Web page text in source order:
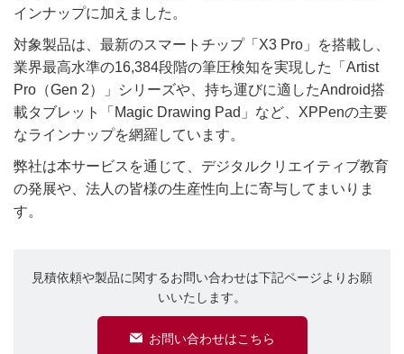
インナップに加えました。
対象製品は、最新のスマートチップ「X3 Pro」を搭載し、
業界最高水準の16,384段階の筆圧検知を実現した「Artist
Pro（Gen 2）」シリーズや、持ち運びに適したAndroid搭
載タブレット「Magic Drawing Pad」など、XPPenの主要
なラインナップを網羅しています。
弊社は本サービスを通じて、デジタルクリエイティブ教育
の発展や、法人の皆様の生産性向上に寄与してまいりま
す。
見積依頼や製品に関するお問い合わせは下記ページよりお願
いいたします。
お問い合わせはこちら